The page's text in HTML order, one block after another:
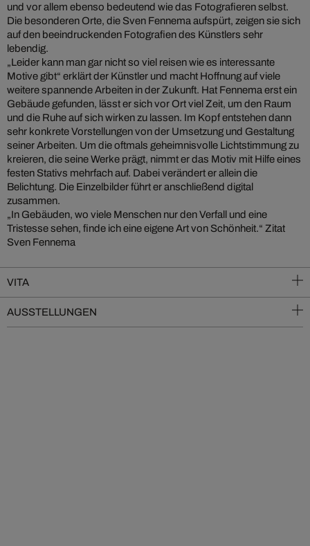
und vor allem ebenso bedeutend wie das Fotografieren selbst.
Die besonderen Orte, die Sven Fennema aufspürt, zeigen sie sich
auf den beeindruckenden Fotografien des Künstlers sehr
lebendig.
„Leider kann man gar nicht so viel reisen wie es interessante
Motive gibt“ erklärt der Künstler und macht Hoffnung auf viele
weitere spannende Arbeiten in der Zukunft. Hat Fennema erst ein
Gebäude gefunden, lässt er sich vor Ort viel Zeit, um den Raum
und die Ruhe auf sich wirken zu lassen. Im Kopf entstehen dann
sehr konkrete Vorstellungen von der Umsetzung und Gestaltung
seiner Arbeiten. Um die oftmals geheimnisvolle Lichtstimmung zu
kreieren, die seine Werke prägt, nimmt er das Motiv mit Hilfe eines
festen Stativs mehrfach auf. Dabei verändert er allein die
Belichtung. Die Einzelbilder führt er anschließend digital
zusammen.
„In Gebäuden, wo viele Menschen nur den Verfall und eine
Tristesse sehen, finde ich eine eigene Art von Schönheit.“ Zitat
Sven Fennema
VITA
AUSSTELLUNGEN